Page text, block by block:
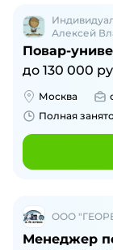
Алексей
Повар-
до 130 000
Москва
Полная
ООО
Менеджер